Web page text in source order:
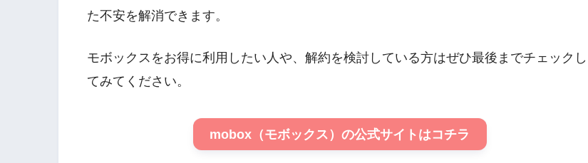
た不安を解消できます。
モボックスをお得に利用したい人や、解約を検討している方はぜひ最後までチェックし
てみてください。
mobox（モボックス）の公式サイトはコチラ